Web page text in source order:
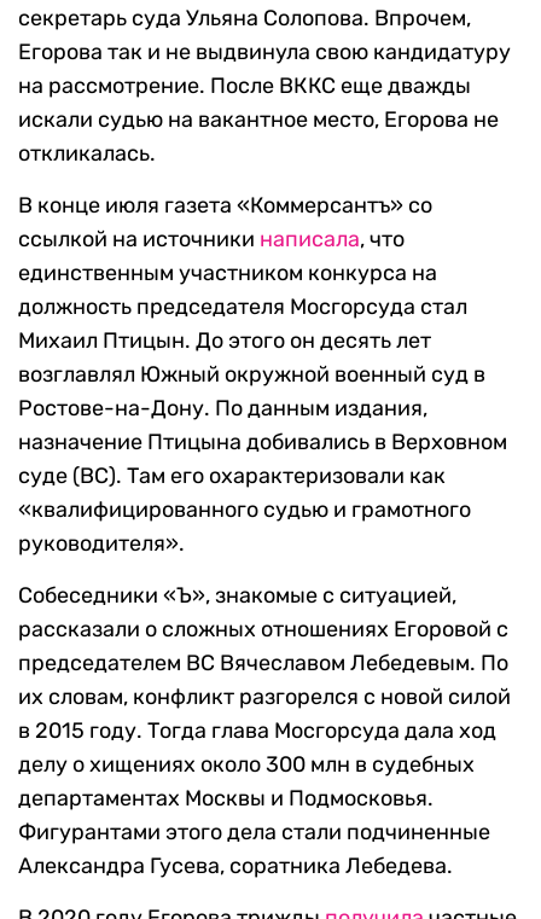
секретарь суда Ульяна Солопова. Впрочем,
Егорова так и не выдвинула свою кандидатуру
на рассмотрение. После ВККС еще дважды
искали судью на вакантное место, Егорова не
откликалась.
В конце июля газета «Коммерсантъ» со
ссылкой на источники написала, что
единственным участником конкурса на
должность председателя Мосгорсуда стал
Михаил Птицын. До этого он десять лет
возглавлял Южный окружной военный суд в
Ростове-на-Дону. По данным издания,
назначение Птицына добивались в Верховном
суде (ВС). Там его охарактеризовали как
«квалифицированного судью и грамотного
руководителя».
Собеседники «Ъ», знакомые с ситуацией,
рассказали о сложных отношениях Егоровой с
председателем ВС Вячеславом Лебедевым. По
их словам, конфликт разгорелся с новой силой
в 2015 году. Тогда глава Мосгорсуда дала ход
делу о хищениях около 300 млн в судебных
департаментах Москвы и Подмосковья.
Фигурантами этого дела стали подчиненные
Александра Гусева, соратника Лебедева.